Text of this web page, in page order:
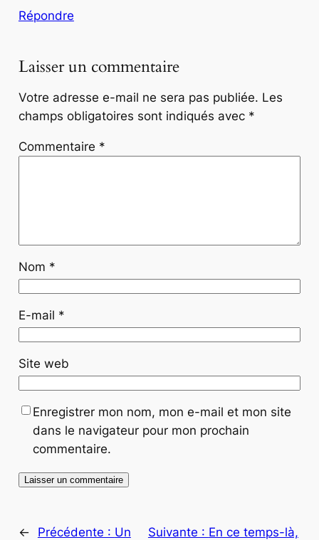
Répondre
Laisser un commentaire
Votre adresse e-mail ne sera pas publiée. Les
champs obligatoires sont indiqués avec *
Commentaire *
Nom *
E-mail *
Site web
Enregistrer mon nom, mon e-mail et mon site
dans le navigateur pour mon prochain
commentaire.
← Précédente : Un
Suivante : En ce temps-là,